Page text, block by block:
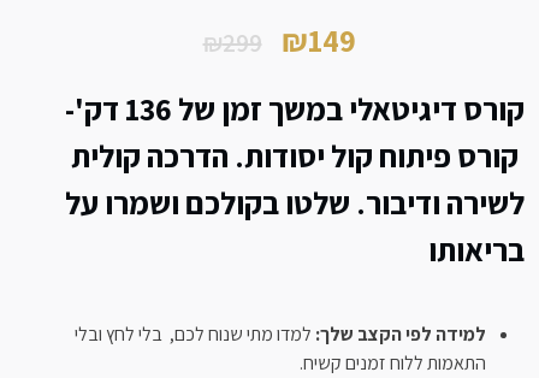
₪299
המקורי
היה:
₪299.
₪149
הנוכחי
הוא:
₪149.
קורס דיגיטאלי במשך זמן של
דק'-
קורס פיתוח קול יסודות. הדרכה קולית
לשירה ודיבור. שלטו בקולכם ושמרו על
בריאותו
למידה לפי הקצב שלך: למדו מתי שנוח לכם, בלי לחץ ובלי
התאמות ללוח זמנים קשיח.